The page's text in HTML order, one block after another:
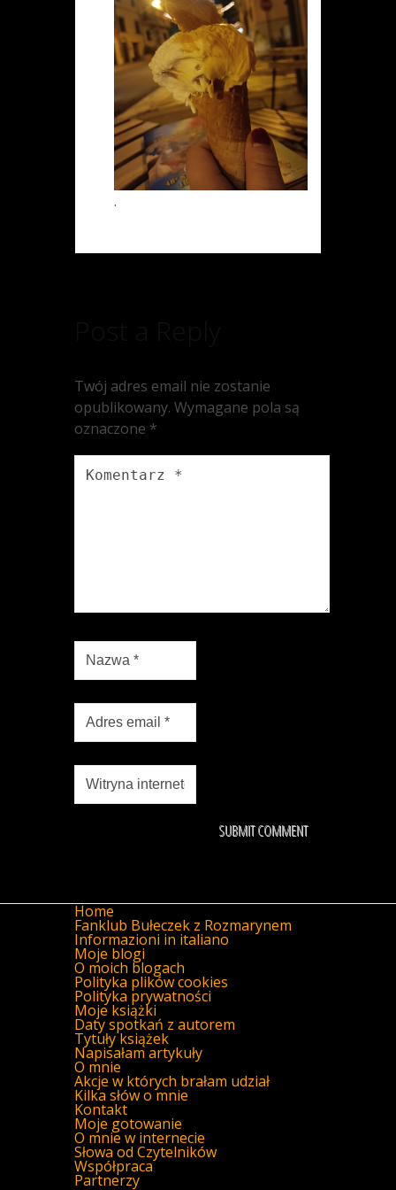
.
Twój adres email nie zostanie
opublikowany. Wymagane pola są
oznaczone *
Home
Fanklub Bułeczek z Rozmarynem
Informazioni in italiano
Moje blogi
O moich blogach
Polityka plików cookies
Polityka prywatności
Moje książki
Daty spotkań z autorem
Tytuły książek
Napisałam artykuły
O mnie
Akcje w których brałam udział
Kilka słów o mnie
Kontakt
Moje gotowanie
O mnie w internecie
Słowa od Czytelników
Współpraca
Partnerzy